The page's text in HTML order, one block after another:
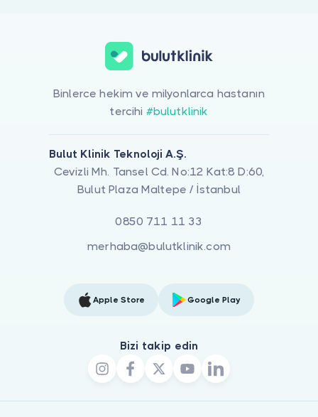
Binlerce hekim ve milyonlarca hastanın
tercihi #bulutklinik
Bulut Klinik Teknoloji A.Ş.
Cevizli Mh. Tansel Cd. No:12 Kat:8 D:60,
Bulut Plaza Maltepe / İstanbul
0850 711 11 33
merhaba@bulutklinik.com
Apple Store Google Play
Bizi takip edin